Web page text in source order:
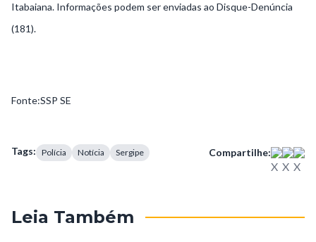
Itabaiana. Informações podem ser enviadas ao Disque-Denúncia
(181).
Fonte:SSP SE
Tags: Polícia Notícia Sergipe Compartilhe:
Leia Também